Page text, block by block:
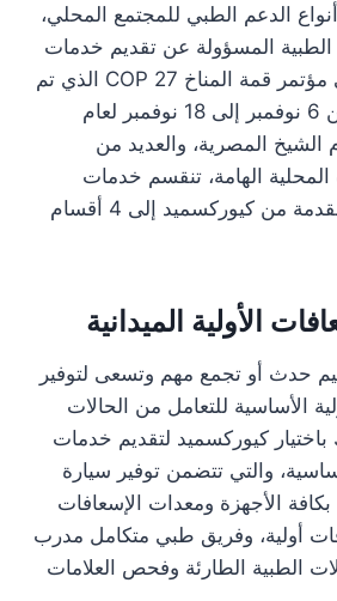
أنواع الدعم الطبي للمجتمع المحلي،
المسؤولة عن تقديم خدمات
الإسعافات الأولية في مؤتمر قمة المناخ COP 27 الذي تم
انعقاده في الفترة بين 6 نوفمبر إلى 18 نوفمبر لعام
الشيخ المصرية، والعديد من
المحلية الهامة، تنقسم خدمات
الإسعافات الأولية المقدمة من كيوركسميد إلى 4 أقسام
حدث أو تجمع مهم وتسعى لتوفير
الأساسية للتعامل من الحالات
باختيار كيوركسميد لتقديم خدمات
والتي تتضمن توفير سيارة
الأجهزة ومعدات الإسعافات
أولية، وفريق طبي متكامل مدرب
الطبية الطارئة وفحص العلامات